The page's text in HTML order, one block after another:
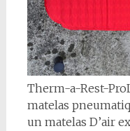
Therm-a-Rest-
matelas
un matelas D’air